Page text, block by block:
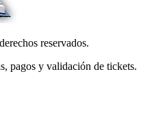
reservados.
pagos y validación de tickets.